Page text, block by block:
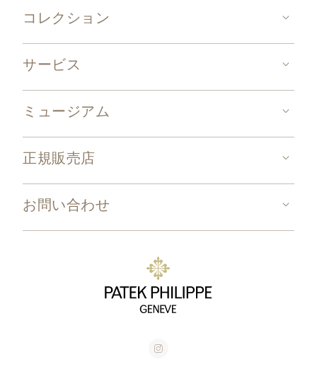
コレクション
サービス
ミュージアム
正規販売店
お問い合わせ